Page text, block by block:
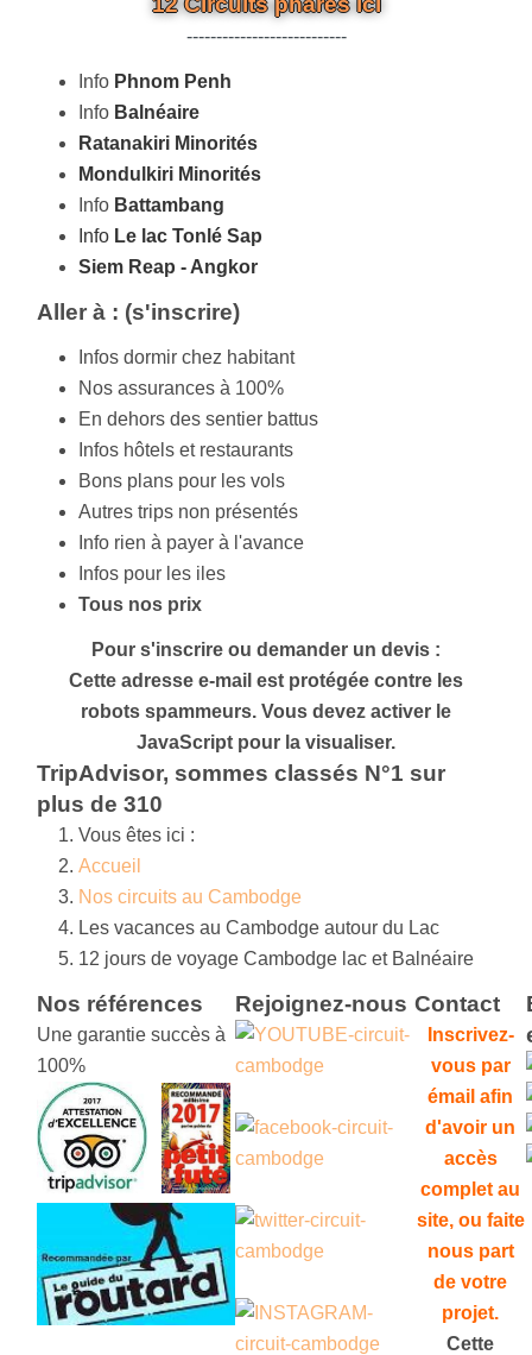
---------------------------
Info Phnom Penh
Info Balnéaire
Ratanakiri Minorités
Mondulkiri Minorités
Info Battambang
Info Le lac Tonlé Sap
Siem Reap - Angkor
Aller à : (s'inscrire)
Infos dormir chez habitant
Nos assurances à 100%
En dehors des sentier battus
Infos hôtels et restaurants
Bons plans pour les vols
Autres trips non présentés
Info rien à payer à l'avance
Infos pour les iles
Tous nos prix
Pour s'inscrire ou demander un devis :
Cette adresse e-mail est protégée contre les
robots spammeurs. Vous devez activer le
JavaScript pour la visualiser.
TripAdvisor, sommes classés N°1 sur
plus de 310
Vous êtes ici :
Accueil
Nos circuits au Cambodge
Les vacances au Cambodge autour du Lac
12 jours de voyage Cambodge lac et Balnéaire
Nos références
Une garantie succès à
100%
Rejoignez-nous Contact
Inscrivez-
vous par
émail afin
d'avoir un
accès
complet au
site, ou faite
nous part
de votre
projet.
Cette